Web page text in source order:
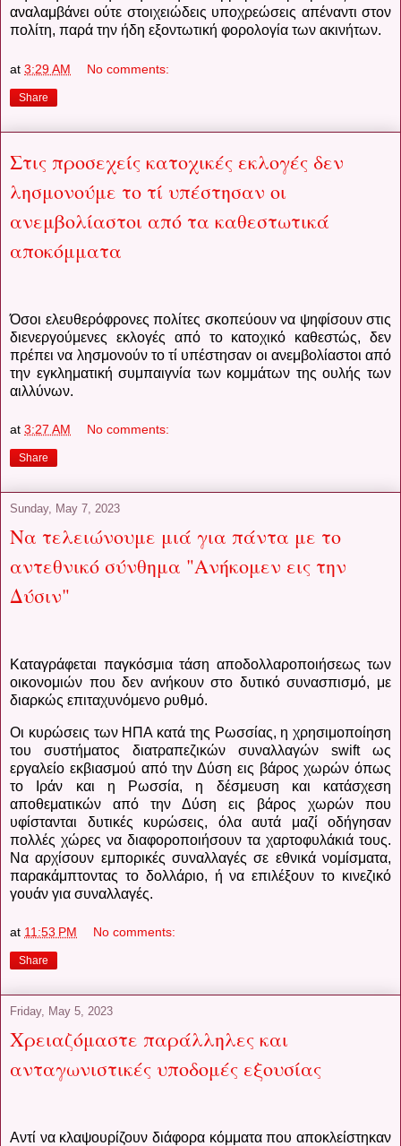
αναλαμβάνει ούτε στοιχειώδεις υποχρεώσεις απέναντι στον
πολίτη, παρά την ήδη εξοντωτική φορολογία των ακινήτων.
at 3:29 AM No comments:
Share
Στις προσεχείς κατοχικές εκλογές δεν
λησμονούμε το τί υπέστησαν οι
ανεμβολίαστοι από τα καθεστωτικά
αποκόμματα
Όσοι ελευθερόφρονες πολίτες σκοπεύουν να ψηφίσουν στις
διενεργούμενες εκλογές από το κατοχικό καθεστώς, δεν
πρέπει να λησμονούν το τί υπέστησαν οι ανεμβολίαστοι από
την εγκληματική συμπαιγνία των κομμάτων της ουλής των
αιλλύνων.
at 3:27 AM No comments:
Share
Sunday, May 7, 2023
Να τελειώνουμε μιά για πάντα με το
αντεθνικό σύνθημα "Ανήκομεν εις την
Δύσιν"
Καταγράφεται παγκόσμια τάση αποδολλαροποιήσεως των
οικονομιών που δεν ανήκουν στο δυτικό συνασπισμό, με
διαρκώς επιταχυνόμενο ρυθμό.
Οι κυρώσεις των ΗΠΑ κατά της Ρωσσίας, η χρησιμοποίηση
του συστήματος διατραπεζικών συναλλαγών swiftως
εργαλείο εκβιασμού από την Δύση εις βάρος χωρών όπως
το Ιράν και η Ρωσσία, η δέσμευση και κατάσχεση
αποθεματικών από την Δύση εις βάρος χωρών που
υφίστανται δυτικές κυρώσεις, όλα αυτά μαζί οδήγησαν
πολλές χώρες να διαφοροποιήσουν τα χαρτοφυλάκιά τους.
Να αρχίσουν εμπορικές συναλλαγές σε εθνικά νομίσματα,
παρακάμπτοντας το δολλάριο, ή να επιλέξουν το κινεζικό
γουάν για συναλλαγές.
at 11:53 PM No comments:
Share
Friday, May 5, 2023
Χρειαζόμαστε παράλληλες και
ανταγωνιστικές υποδομές εξουσίας
Αντί να κλαψουρίζουν διάφορα κόμματα που αποκλείστηκαν